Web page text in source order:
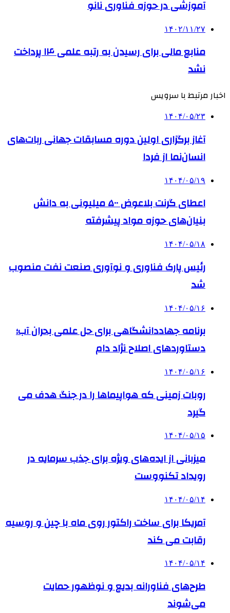
آموزشی در حوزه فناوری نانو
۱۴۰۲/۱۱/۲۷
منابع مالی برای رسیدن به رتبه علمی ۱۴ پرداخت
نشد
اخبار مرتبط با سرویس
۱۴۰۴/۰۵/۲۳
آغاز برگزاری اولین دوره مسابقات جهانی ربات‌های
انسان‌نما از فردا
۱۴۰۴/۰۵/۱۹
اعطای گرنت بلاعوض ۵۰۰ میلیونی به دانش
بنیان‌های حوزه مواد پیشرفته
۱۴۰۴/۰۵/۱۸
رئیس پارک فناوری و نوآوری صنعت نفت منصوب
شد
۱۴۰۴/۰۵/۱۶
برنامه جهاددانشگاهی برای حل علمی بحران آب؛
دستاوردهای اصلاح نژاد دام
۱۴۰۴/۰۵/۱۶
روبات زمینی که هواپیماها را در جنگ هدف می
گیرد
۱۴۰۴/۰۵/۱۵
میزبانی از ایده‌های ویژه برای جذب سرمایه در
رویداد تکنووست
۱۴۰۴/۰۵/۱۴
آمریکا برای ساخت راکتور روی ماه با چین و روسیه
رقابت می کند
۱۴۰۴/۰۵/۱۴
طرح‌های فناورانه بدیع و نوظهور حمایت
می‌شوند